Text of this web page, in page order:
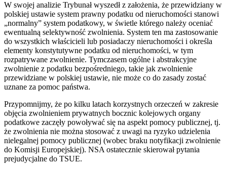
W swojej analizie Trybunał wyszedł z założenia, że przewidziany w
polskiej ustawie system prawny podatku od nieruchomości stanowi
„normalny” system podatkowy, w świetle którego należy oceniać
ewentualną selektywność zwolnienia. System ten ma zastosowanie
do wszystkich właścicieli lub posiadaczy nieruchomości i określa
elementy konstytutywne podatku od nieruchomości, w tym
rozpatrywane zwolnienie. Tymczasem ogólne i abstrakcyjne
zwolnienie z podatku bezpośredniego, takie jak zwolnienie
przewidziane w polskiej ustawie, nie może co do zasady zostać
uznane za pomoc państwa.
Przypomnijmy, że po kilku latach korzystnych orzeczeń w zakresie
objęcia zwolnieniem prywatnych bocznic kolejowych organy
podatkowe zaczęły powoływać się na aspekt pomocy publicznej, tj.
że zwolnienia nie można stosować z uwagi na ryzyko udzielenia
nielegalnej pomocy publicznej (wobec braku notyfikacji zwolnienie
do Komisji Europejskiej). NSA ostatecznie skierował pytania
prejudycjalne do TSUE.